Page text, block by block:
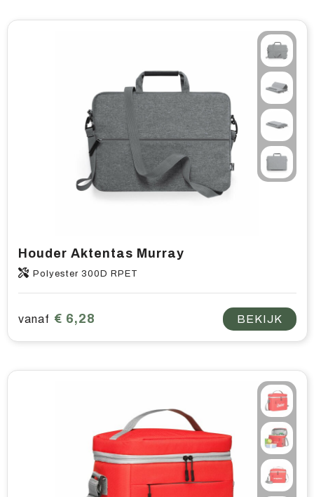
Houder Aktentas Murray
Polyester 300D RPET
vanaf € 6,28 BEKIJK